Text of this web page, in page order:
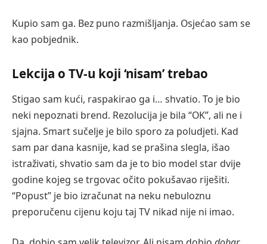
Kupio sam ga. Bez puno razmišljanja. Osjećao sam se
kao pobjednik.
Lekcija o TV-u koji ‘nisam’ trebao
Stigao sam kući, raspakirao ga i… shvatio. To je bio
neki nepoznati brend. Rezolucija je bila “OK”, ali ne i
sjajna. Smart sučelje je bilo sporo za poludjeti. Kad
sam par dana kasnije, kad se prašina slegla, išao
istraživati, shvatio sam da je to bio model star dvije
godine kojeg se trgovac očito pokušavao riješiti.
“Popust” je bio izračunat na neku nebuloznu
preporučenu cijenu koju taj TV nikad nije ni imao.